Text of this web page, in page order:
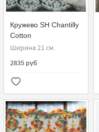
Кружево SH Chantilly
Cotton
Parchemin/Rose
Ширина 21 см.
2835 руб